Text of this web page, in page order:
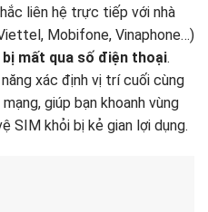
liên hệ trực tiếp với nhà
Mobifone, Vinaphone…)
mất qua số điện thoại.
xác định vị trí cuối cùng
giúp bạn khoanh vùng
SIM khỏi bị kẻ gian lợi dụng.